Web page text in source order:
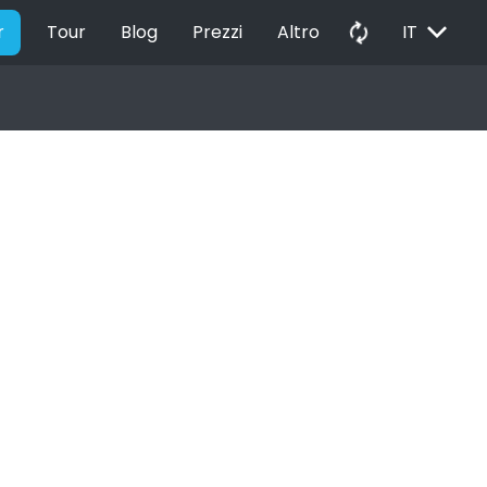
Tour Blog Prezzi Altro autorenew IT EXPAND_MORE